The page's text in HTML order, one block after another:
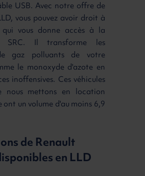
USB. Avec notre offre de
vous pouvez avoir droit à
vous donne accès à la
SRC. Il transforme les
gaz polluants de votre
le monoxyde d'azote en
inoffensives. Ces véhicules
nous mettons en location
ont un volume d'au moins 6,9
de Renault
en LLD